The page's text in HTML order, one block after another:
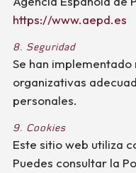
https://www.aepd.es
8. Seguridad
Se han
organizativas
personales.
9. Cookies
Este sitio web utiliza
Puedes consultar la